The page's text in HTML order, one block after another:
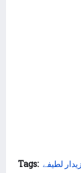
Tags: لطیفے